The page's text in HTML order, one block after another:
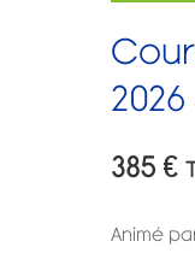
385 €
Animé